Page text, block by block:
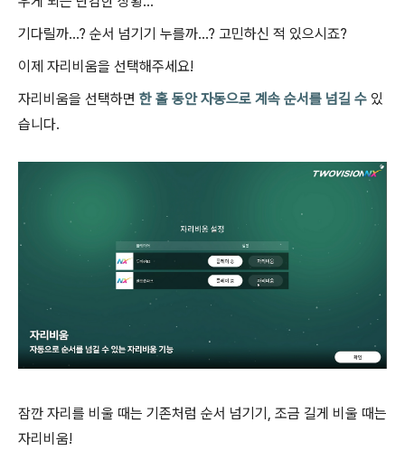
기다릴까…? 순서 넘기기 누를까…? 고민하신 적 있으시죠?
이제 자리비움을 선택해주세요!
자리비움을 선택하면 한 홀 동안 자동으로 계속 순서를 넘길 수 있
습니다.
잠깐 자리를 비울 때는 기존처럼 순서 넘기기 , 조금 길게 비울 때는
자리비움!